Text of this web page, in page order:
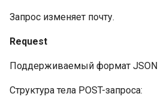
Запрос изменяет почту.
Request
Поддерживаемый формат JSON
Структура тела POST-запроса: